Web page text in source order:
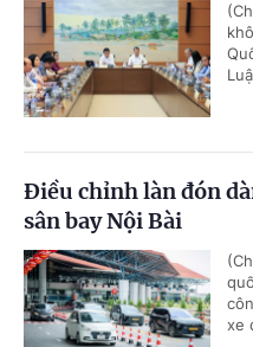
Điều chỉnh làn đón
sân bay Nội Bài
xe